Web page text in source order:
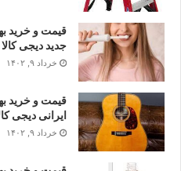
قیمت و خرید
جدید دیجی کالا
خرداد ۹, ۱۴۰۲
قیمت و خرید
ایرانی دیجی
خرداد ۹, ۱۴۰۲